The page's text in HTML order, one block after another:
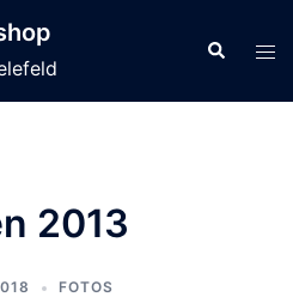
Suche
2013
FOTOS